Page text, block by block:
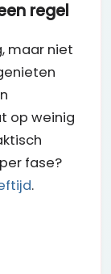
regel
maar niet
op weinig
fase?
.